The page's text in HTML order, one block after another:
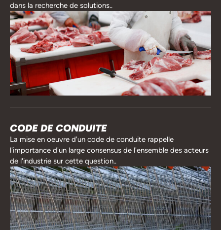
dans la recherche de solutions..
CODE DE CONDUITE
La mise en oeuvre d'un code de conduite rappelle
l'importance d'un large consensus de l'ensemble des acteurs
de l'industrie sur cette question..